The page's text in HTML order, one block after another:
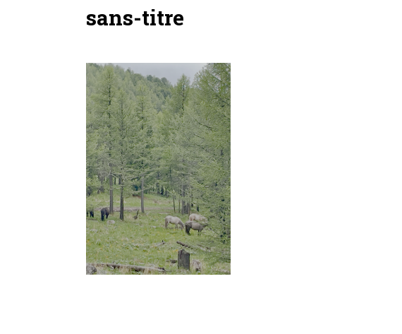
sans-titre